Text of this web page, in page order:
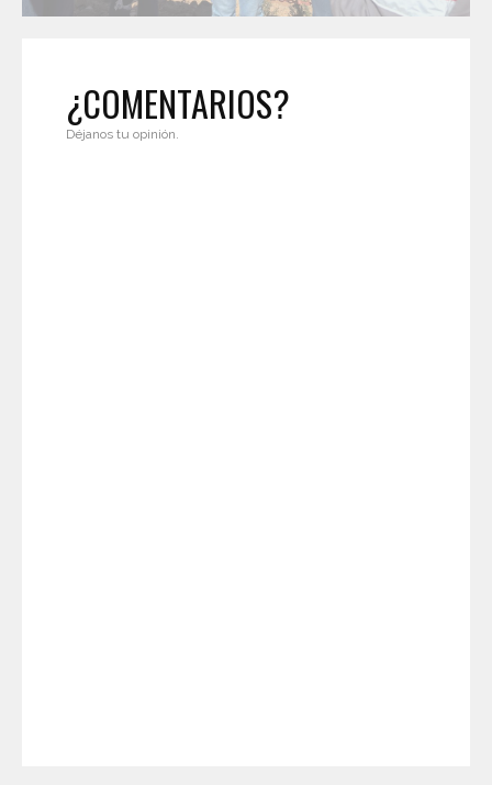
¿COMENTARIOS?
Déjanos tu opinión.